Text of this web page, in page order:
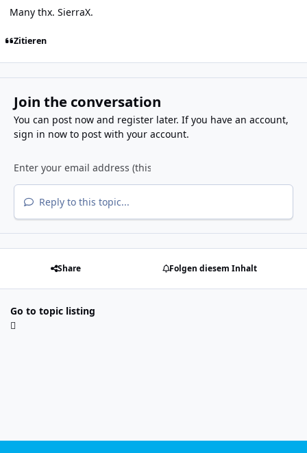
Many thx. SierraX.
Zitieren
Join the conversation
You can post now and register later. If you have an account,
sign in nowto post with your account.
Reply to this topic...
Share Folgen diesem Inhalt
Go to topic listing